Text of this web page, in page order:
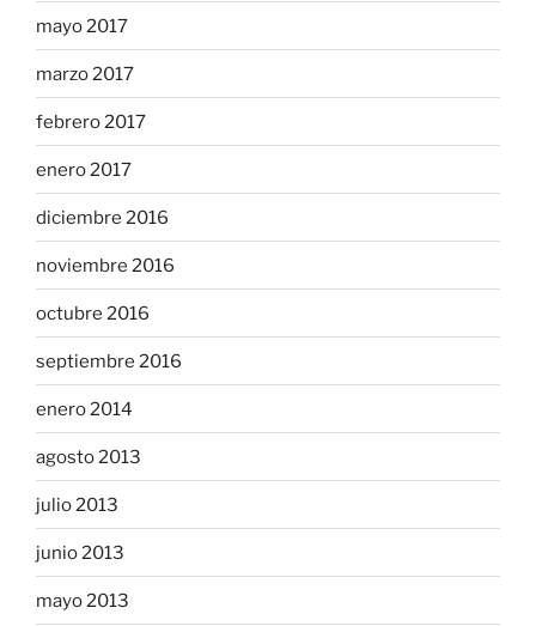
mayo 2017
marzo 2017
febrero 2017
enero 2017
diciembre 2016
noviembre 2016
octubre 2016
septiembre 2016
enero 2014
agosto 2013
julio 2013
junio 2013
mayo 2013